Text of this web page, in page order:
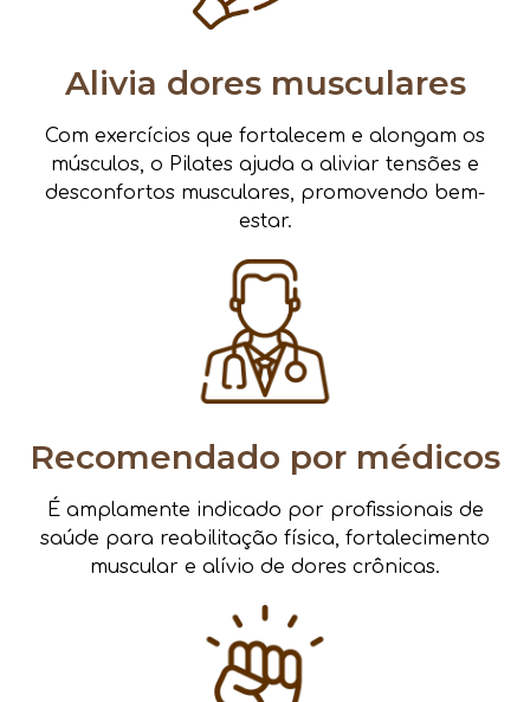
Alivia dores musculares
Com exercícios que fortalecem e alongam os
músculos, o Pilates ajuda a aliviar tensões e
desconfortos musculares, promovendo bem-
estar.
Recomendado por médicos
É amplamente indicado por profissionais de
saúde para reabilitação física, fortalecimento
muscular e alívio de dores crônicas.